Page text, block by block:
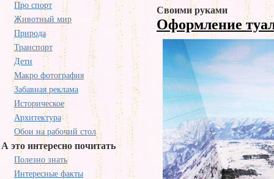
Про спорт
Животный мир
Природа
Транспорт
Дети
Макро фотография
Забавная реклама
Историческое
Архитектура
Обои на рабочий стол
А это интересно почитать
Полезно знать
Интересные факты
Своими руками
Оформление